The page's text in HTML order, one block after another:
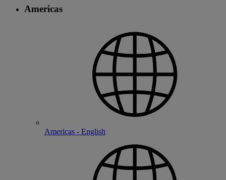
Americas
Americas - English